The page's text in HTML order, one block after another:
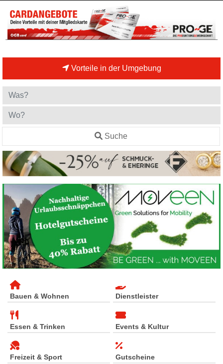
Vorteile in der Umgebung
Suche
Bauen & Wohnen Dienstleister
Essen & Trinken Events & Kultur
Freizeit & Sport Gutscheine